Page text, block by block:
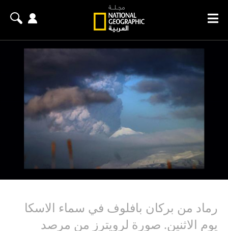
رماد من بركان بافلوف في سماء الاسكا
يوم الاثنين. صورة لرويترز من مرصد